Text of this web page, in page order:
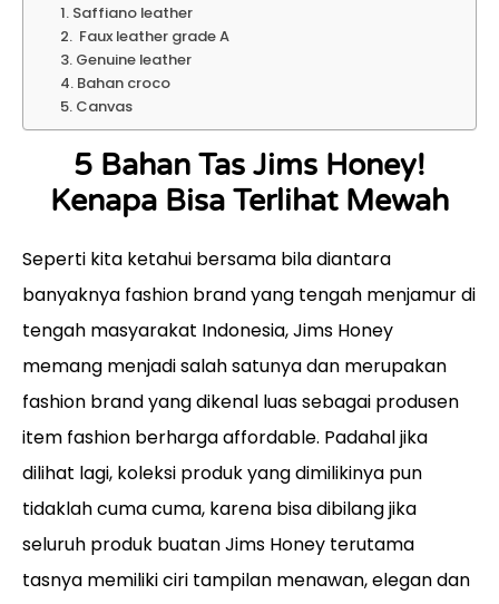
1. Saffiano leather
2. Faux leather grade A
3. Genuine leather
4. Bahan croco
5. Canvas
5 Bahan Tas Jims Honey!
Kenapa Bisa Terlihat Mewah
Seperti kita ketahui bersama bila diantara
banyaknya fashion brand yang tengah menjamur di
tengah masyarakat Indonesia, Jims Honey
memang menjadi salah satunya dan merupakan
fashion brand yang dikenal luas sebagai produsen
item fashion berharga affordable. Padahal jika
dilihat lagi, koleksi produk yang dimilikinya pun
tidaklah cuma cuma, karena bisa dibilang jika
seluruh produk buatan Jims Honey terutama
tasnya memiliki ciri tampilan menawan, elegan dan